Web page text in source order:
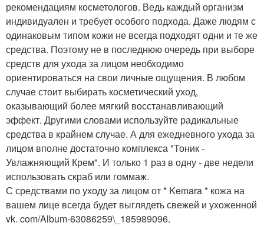
рекомендациям косметологов. Ведь каждый организм
индивидуален и требует особого подхода. Даже людям с
одинаковым типом кожи не всегда подходят одни и те же
средства. Поэтому не в последнюю очередь при выборе
средств для ухода за лицом необходимо
ориентироваться на свои личные ощущения. В любом
случае стоит выбирать косметический уход,
оказывающий более мягкий восстанавливающий
эффект. Другими словами используйте радикальные
средства в крайнем случае. А для ежедневного ухода за
лицом вполне достаточно комплекса "Тоник -
Увлажняющий Крем". И только 1 раз в одну - две недели
использовать скраб или гоммаж.
С средствами по уходу за лицом от * Kemara * кожа на
вашем лице всегда будет выглядеть свежей и ухоженной
vk. com/Album-63086259\_185989096.